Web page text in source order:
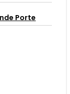
Porte